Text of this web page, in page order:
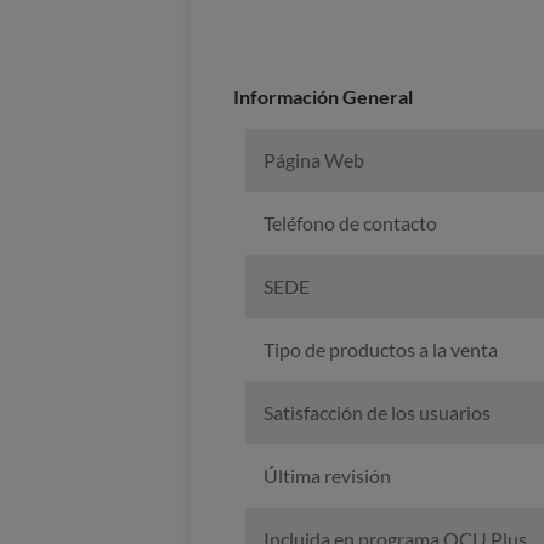
Información General
Página Web
Teléfono de contacto
SEDE
Tipo de productos a la venta
Satisfacción de los usuarios
Última revisión
Incluida en programa OCU Plus